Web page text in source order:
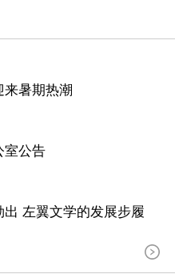
来暑期热潮
室公告
左翼文学的发展步履